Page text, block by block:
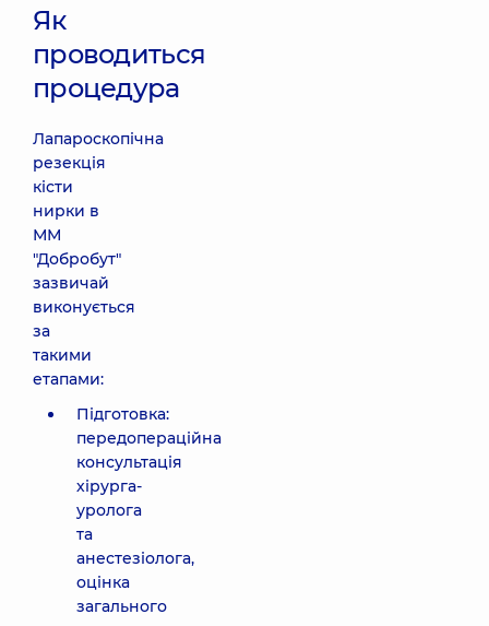
Як
проводиться
процедура
Лапароскопічна
резекція
кісти
нирки в
ММ
"Добробут"
зазвичай
виконується
за
такими
етапами:
Підготовка:
передопераційна
консультація
хірурга-
уролога
та
анестезіолога,
оцінка
загального